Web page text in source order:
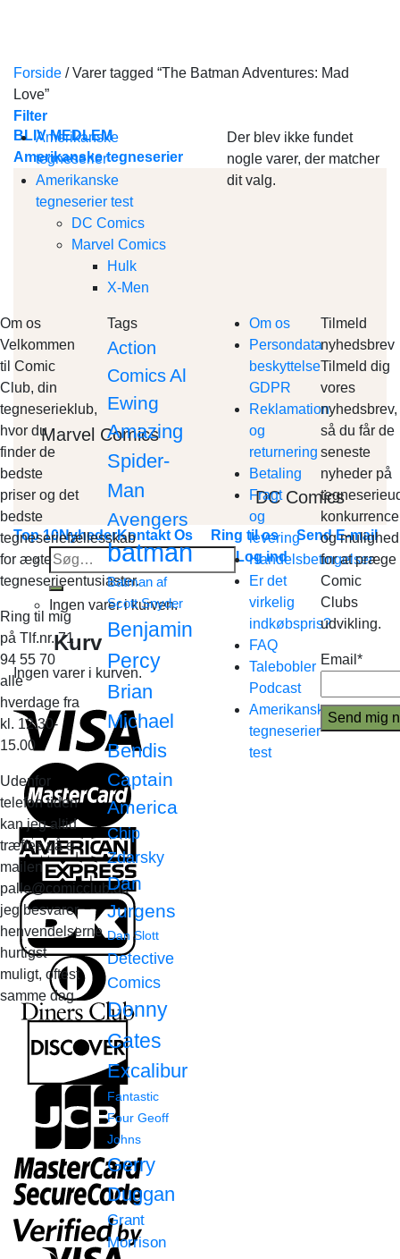
BLIV MEDLEM
Amerikanske tegneserier
Marvel Comics
DC Comics
Top 10NyhederKontakt Os Ring til os
Send E-mail
Søg
efter:
Log ind
Ingen varer i kurven.
Kurv
Ingen varer i kurven.
Forside /Varer tagged “The Batman Adventures: Mad
Love”
Filter
Amerikanske
tegneserier
Amerikanske
tegneserier test
DC Comics
Marvel Comics
Hulk
X-Men
Der blev ikke fundet
nogle varer, der matcher
dit valg.
Om os
Velkommen
til Comic
Club, din
tegneserieklub,
hvor du
finder de
bedste
priser og det
bedste
tegneseriefællesskab
for ægte
tegneserieentusiaster.
Ring til mig
på Tlf.nr. 71
94 55 70
alle
hverdage fra
kl. 12.30-
15.00
Udenfor
telefon tiden
kan jeg altid
træffes på e-
mailen
palle@comicclub.dk
jeg besvarer
henvendelserne
hurtigst
muligt, oftest
samme dag.
Tags
Action
Comics Al
Ewing
Amazing
Spider-
Man
Avengers
batman
Batman af
Scott Snyder
Benjamin
Percy
Brian
Michael
Bendis
Captain
America
Chip
Zdarsky
Dan
Jurgens
Dan Slott
Detective
Comics
Donny
Cates
Excalibur
Fantastic
Four Geoff
Johns
Gerry
Duggan
Grant
Morrison
Om os
Persondata
beskyttelse
GDPR
Reklamation
og
returnering
Betaling
Fragt
og
levering
Handelsbetingelser
Er det
virkelig
indkøbspris?
FAQ
Talebobler
Podcast
Amerikanske
tegneserier
test
Tilmeld
nyhedsbrev
Tilmeld dig
vores
nyhedsbrev,
så du får de
seneste
nyheder på
og mulighed
for at præge
Comic
Clubs
udvikling.
Email*